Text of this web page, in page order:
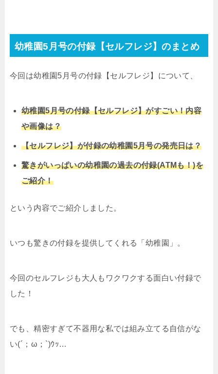
幼稚園5月号の付録【セルフレジ】のまとめ
今回は幼稚園5月号の付録【セルフレジ】について、
幼稚園5月号の付録【セルフレジ】がすごい！内容
や画像は？
【セルフレジ】が付録の幼稚園5月号の発売日は？
驚きがいっぱいの幼稚園の過去の付録(ATMも！)を
ご紹介！
という内容でご紹介しました。
いつも驚きの付録を提供してくれる「幼稚園」。
今回のセルフレジも大人もワクワクする面白い付録で
した！
でも、精密すぎて不器用な私では組み立てる自信がな
い(´；ω；`)ｳｯ…